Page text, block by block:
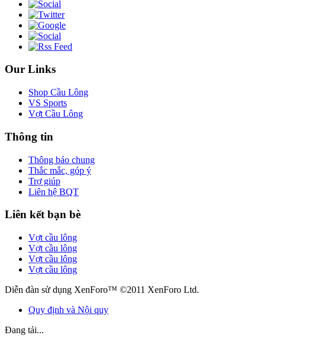
Our Links
Shop Cầu Lông
VS Sports
Vợt Cầu Lông
Thông tin
Thông báo chung
Thắc mắc, góp ý
Trợ giúp
Liên hệ BQT
Liên kết bạn bè
Vợt cầu lông
Vợt cầu lông
Vợt cầu lông
Vợt cầu lông
Diễn đàn sử dụng XenForo™ ©2011 XenForo Ltd.
Quy định và Nội quy
Đang tải...